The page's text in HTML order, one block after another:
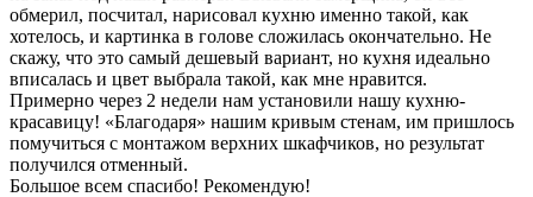
обмерил, посчитал, нарисовал кухню именно такой, как
хотелось, и картинка в голове сложилась окончательно. Не
скажу, что это самый дешевый вариант, но кухня идеально
вписалась и цвет выбрала такой, как мне нравится.
Примерно через 2 недели нам установили нашу кухню-
красавицу! «Благодаря» нашим кривым стенам, им пришлось
помучиться с монтажом верхних шкафчиков, но результат
получился отменный.
Большое всем спасибо! Рекомендую!